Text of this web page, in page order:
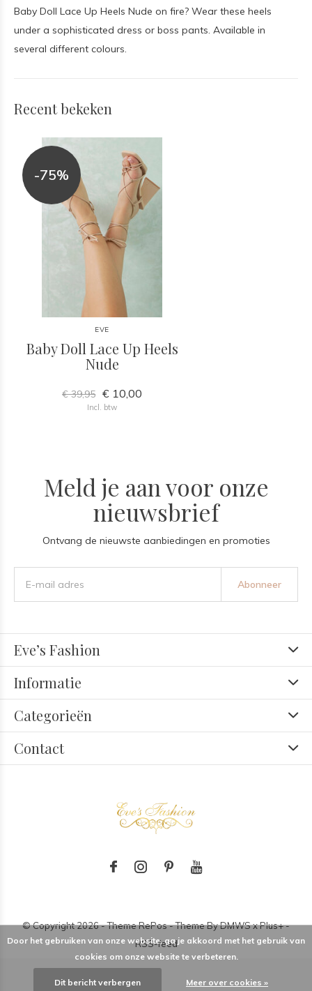
Baby Doll Lace Up Heels Nude on fire? Wear these heels
under a sophisticated dress or boss pants. Available in
several different colours.
Recent bekeken
-75%
EVE
Baby Doll Lace Up Heels
Nude
€ 39,95 € 10,00
Incl. btw
Meld je aan voor onze
nieuwsbrief
Ontvang de nieuwste aanbiedingen en promoties
Abonneer
Eve’s Fashion
Informatie
Categorieën
Contact
© Copyright2026- Theme RePos - Theme ByDMWSxPlus+-
RSS-feed
Door het gebruiken van onze website, ga je akkoord met het gebruik van
cookies om onze website te verbeteren.
Dit bericht verbergen Meer over cookies »